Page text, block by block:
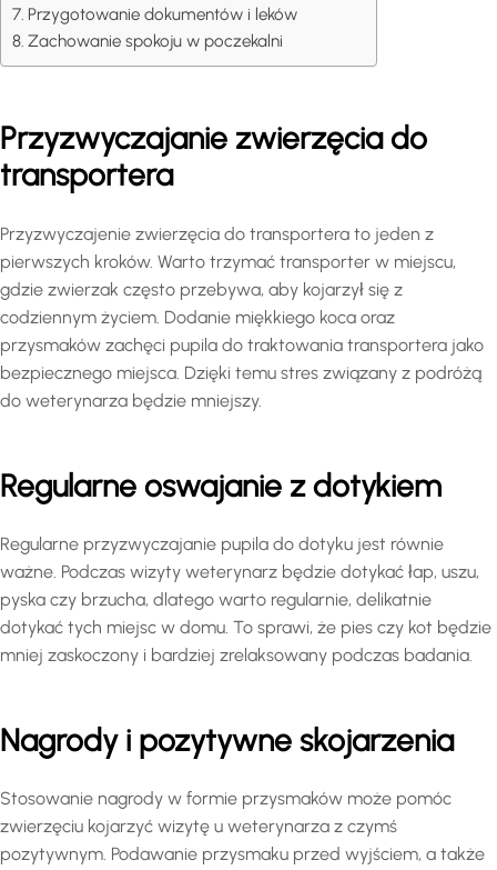
Przygotowanie dokumentów i leków
Zachowanie spokoju w poczekalni
Przyzwyczajanie zwierzęcia do
transportera
Przyzwyczajenie zwierzęcia do transportera to jeden z
pierwszych kroków. Warto trzymać transporter w miejscu,
gdzie zwierzak często przebywa, aby kojarzył się z
codziennym życiem. Dodanie miękkiego koca oraz
przysmaków zachęci pupila do traktowania transportera jako
bezpiecznego miejsca. Dzięki temu stres związany z podróżą
do weterynarza będzie mniejszy.
Regularne oswajanie z dotykiem
Regularne przyzwyczajanie pupila do dotyku jest równie
ważne. Podczas wizyty weterynarz będzie dotykać łap, uszu,
pyska czy brzucha, dlatego warto regularnie, delikatnie
dotykać tych miejsc w domu. To sprawi, że pies czy kot będzie
mniej zaskoczony i bardziej zrelaksowany podczas badania.
Nagrody i pozytywne skojarzenia
Stosowanie nagrody w formie przysmaków może pomóc
zwierzęciu kojarzyć wizytę u weterynarza z czymś
pozytywnym. Podawanie przysmaku przed wyjściem, a także